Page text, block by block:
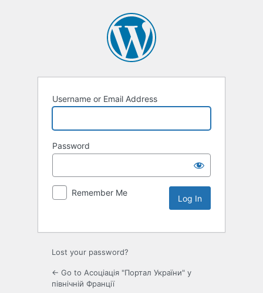
Username or Email Address
Password
Remember Me
Lost your password?
← Go to Асоціація "Портал України" у
північній Франції